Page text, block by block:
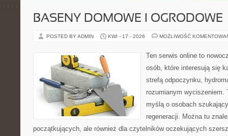
BASENY DOMOWE I OGRODOWE
POSTED BY ADMIN KWI - 17 - 2026 MOŻLIWOŚĆ
Ten serwis online to
osób, które interesują się
strefą odpoczynku,
rozumianym wyciszeniem.
myślą o osobach
regeneracji. Można tu
początkujących, ale również dla czytelników oczekujących